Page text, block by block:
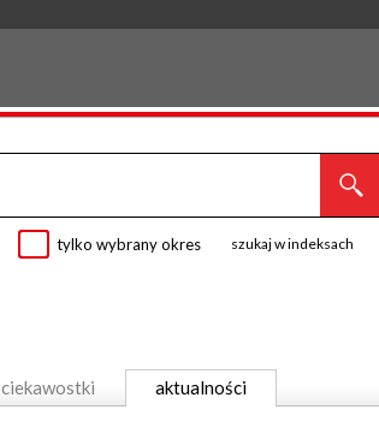
tylko wybrany okres szukaj w indeksach
ciekawostki aktualności